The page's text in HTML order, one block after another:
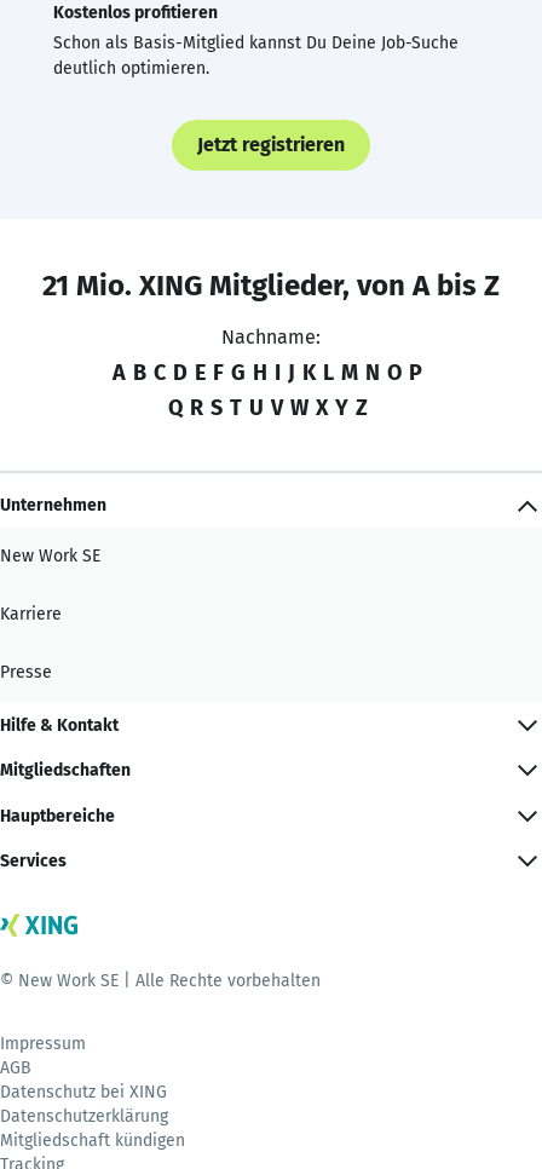
Kostenlos profitieren
Schon als Basis-Mitglied kannst Du Deine Job-Suche
deutlich optimieren.
Jetzt registrieren
21 Mio. XING Mitglieder, von A bis Z
Nachname:
A B C D E F G H I J K L M N O P
Q R S T U V W X Y Z
Unternehmen
New Work SE
Karriere
Presse
Hilfe & Kontakt
Mitgliedschaften
Hauptbereiche
Services
© New Work SE | Alle Rechte vorbehalten
Impressum
AGB
Datenschutz bei XING
Datenschutzerklärung
Mitgliedschaft kündigen
Tracking